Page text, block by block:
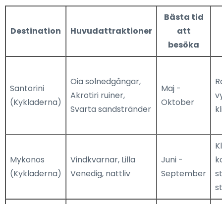
Destination Huvudattraktioner
Bästa tid
att
besöka
Santorini
(Kykladerna)
Oia solnedgångar,
Akrotiri ruiner,
Svarta sandstränder
Maj -
Oktober
Mykonos
(Kykladerna)
Vindkvarnar, Lilla
Venedig, nattliv
Juni -
September